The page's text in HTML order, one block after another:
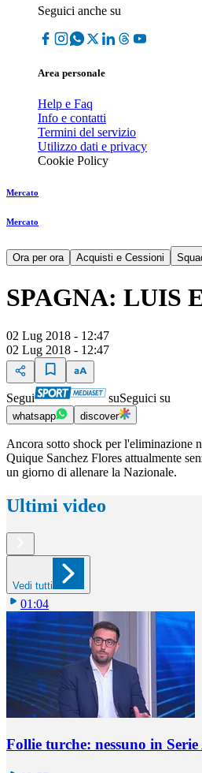
Seguici anche su
Area personale
Help e Faq
Info e contatti
Termini del servizio
Utilizzo dati e privacy
Cookie Policy
Mercato
Mercato
Ora per ora Acquisti e Cessioni
SPAGNA: LUIS
02 Lug 2018 - 12:47
02 Lug 2018 - 12:47
Segui suSeguici su
whatsapp discover
Ancora sotto shock per l'eliminazione
Quique Sanchez Flores attualmente
un giorno di allenare la Nazionale.
Ultimi video
Vedi tutti
01:04
Follie turche: nessuno in